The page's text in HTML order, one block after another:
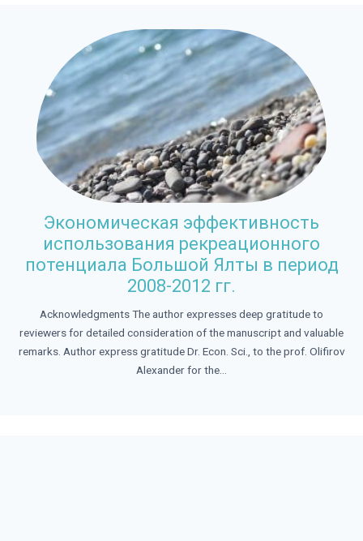
Экономическая эффективность
использования рекреационного
потенциала Большой Ялты в период
2008-2012 гг.
Acknowledgments The author expresses deep gratitude to
reviewers for detailed consideration of the manuscript and valuable
remarks. Author express gratitude Dr. Econ. Sci., to the prof. Olifirov
Alexander for the...